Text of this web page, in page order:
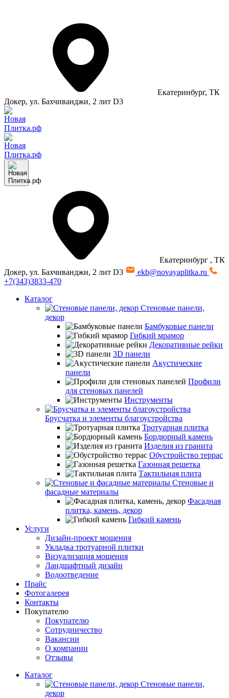
Екатеринбург, ТК
Докер, ул. Бахчиванджи, 2 лит D3
Екатеринбург , ТК
Докер, ул. Бахчиванджи, 2 лит D3
ekb@novayaplitka.ru
+7(343)3833-470
Каталог
Стеновые панели,
декор
Бамбуковые панели
Гибкий мрамор
Декоративные рейки
3D панели
Акустические
панели
Профили
для стеновых панелей
Инструменты
Брусчатка и элементы благоустройства
Тротуарная плитка
Бордюрный камень
Изделия из гранита
Обустройство террас
Газонная решетка
Тактильная плита
Стеновые и
фасадные материалы
Фасадная
плитка, камень, декор
Гибкий камень
Услуги
Дизайн-проект мощения
Укладка тротуарной плитки
Визуализация мощения
Ландшафтный дизайн
Водоотведение
Прайс
Фотогалерея
Контакты
Покупателю
Покупателю
Сотрудничество
Вакансии
О компании
Отзывы
Каталог
Стеновые панели,
декор